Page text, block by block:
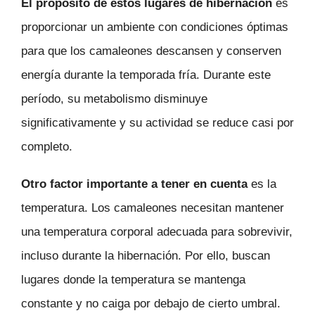
El propósito de estos lugares de hibernación es
proporcionar un ambiente con condiciones óptimas
para que los camaleones descansen y conserven
energía durante la temporada fría. Durante este
período, su metabolismo disminuye
significativamente y su actividad se reduce casi por
completo.
Otro factor importante a tener en cuentaes la
temperatura. Los camaleones necesitan mantener
una temperatura corporal adecuada para sobrevivir,
incluso durante la hibernación. Por ello, buscan
lugares donde la temperatura se mantenga
constante y no caiga por debajo de cierto umbral.